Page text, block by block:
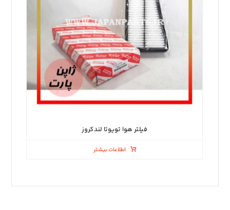
فیلتر هوا تویوتا لندکروز
اطلاعات بیشتر